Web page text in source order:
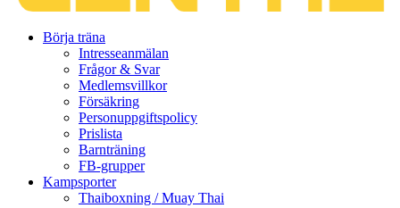
Börja träna
Intresseanmälan
Frågor & Svar
Medlemsvillkor
Försäkring
Personuppgiftspolicy
Prislista
Barnträning
FB-grupper
Kampsporter
Thaiboxning / Muay Thai